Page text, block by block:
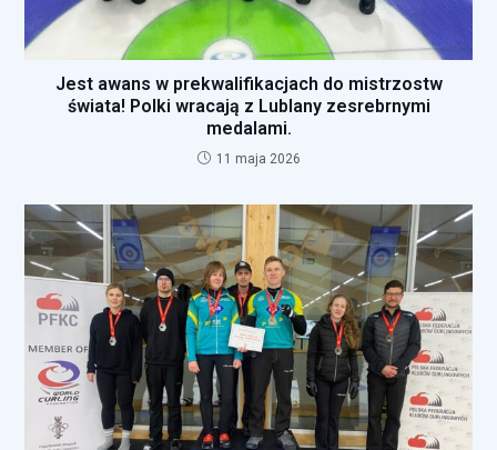
Jest awans w prekwalifikacjach do mistrzostw
świata! Polki wracają z Lublany zesrebrnymi
medalami.
11 maja 2026